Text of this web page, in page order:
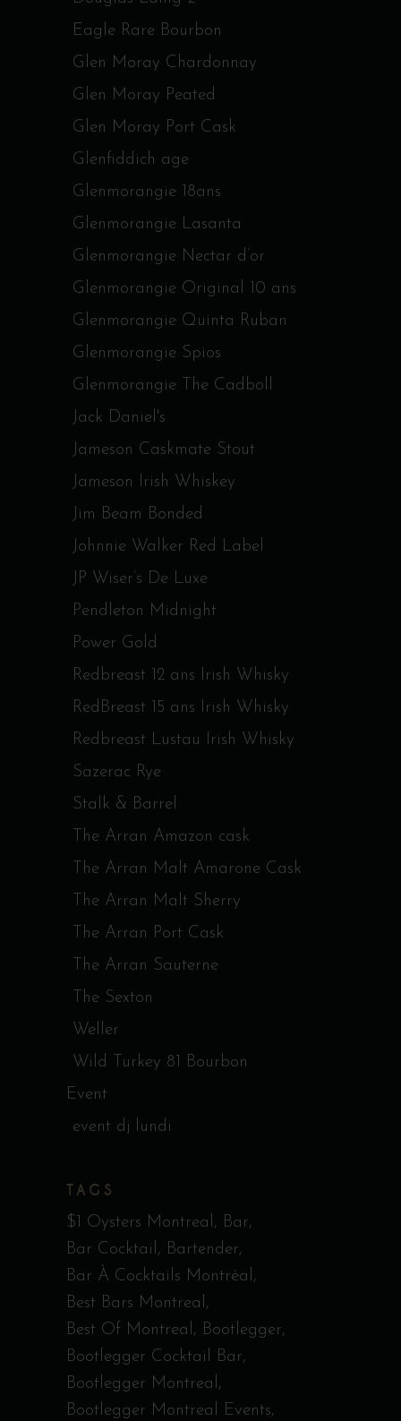
Eagle Rare Bourbon
Glen Moray Chardonnay
Glen Moray Peated
Glen Moray Port Cask
Glenfiddich age
Glenmorangie 18ans
Glenmorangie Lasanta
Glenmorangie Nectar d’or
Glenmorangie Original 10 ans
Glenmorangie Quinta Ruban
Glenmorangie Spios
Glenmorangie The Cadboll
Jack Daniel's
Jameson Caskmate Stout
Jameson Irish Whiskey
Jim Beam Bonded
Johnnie Walker Red Label
JP Wiser’s De Luxe
Pendleton Midnight
Power Gold
Redbreast 12 ans Irish Whisky
RedBreast 15 ans Irish Whisky
Redbreast Lustau Irish Whisky
Sazerac Rye
Stalk & Barrel
The Arran Amazon cask
The Arran Malt Amarone Cask
The Arran Malt Sherry
The Arran Port Cask
The Arran Sauterne
The Sexton
Weller
Wild Turkey 81 Bourbon
Event
event dj lundi
TAGS
$1 Oysters Montreal
Bar
Bar Cocktail
Bartender
Bar À Cocktails Montréal
Best Bars Montreal
Best Of Montreal
Bootlegger
Bootlegger Cocktail Bar
Bootlegger Montreal
Bootlegger Montreal Events